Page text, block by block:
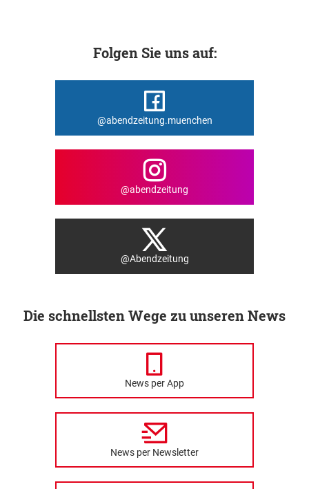
Folgen Sie uns auf:
@abendzeitung.muenchen
@abendzeitung
@Abendzeitung
Die schnellsten Wege zu unseren News
News per App
News per Newsletter